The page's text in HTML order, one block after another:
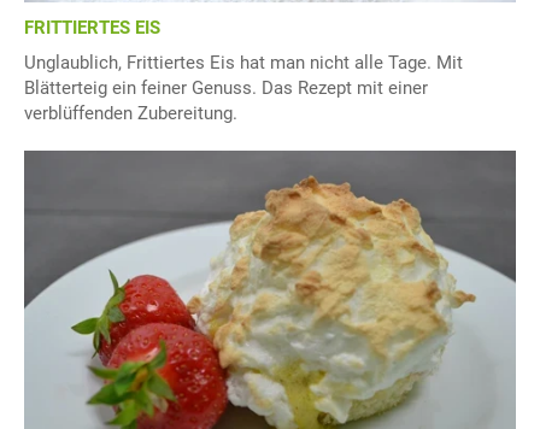
FRITTIERTES EIS
Unglaublich, Frittiertes Eis hat man nicht alle Tage. Mit
Blätterteig ein feiner Genuss. Das Rezept mit einer
verblüffenden Zubereitung.